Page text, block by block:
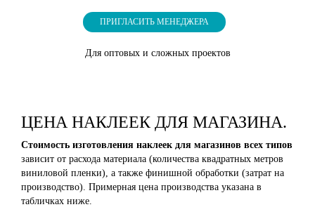
ПРИГЛАСИТЬ МЕНЕДЖЕРА
Для оптовых и сложных проектов
ЦЕНА НАКЛЕЕК ДЛЯ МАГАЗИНА.
Стоимость изготовления наклеек для магазинов всех типов
зависит от расхода материала (количества квадратных метров
виниловой пленки), а также финишной обработки (затрат на
производство). Примерная цена производства указана в
табличках ниже.